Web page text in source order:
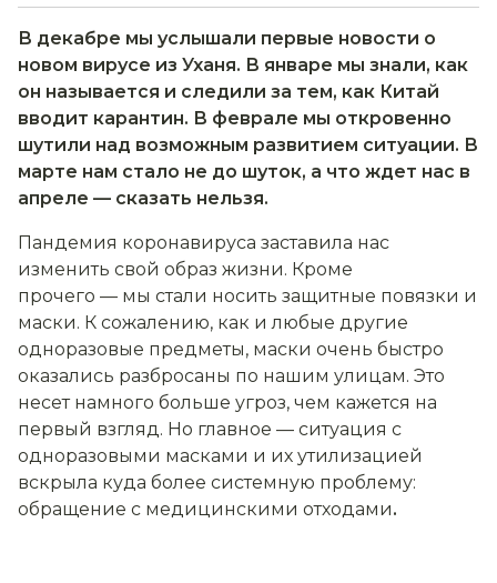
В декабре мы услышали первые новости о
новом вирусе из Уханя. В январе мы знали, как
он называется и следили за тем, как Китай
вводит карантин. В феврале мы откровенно
шутили над возможным развитием ситуации. В
марте нам стало не до шуток, а что ждет нас в
апреле — сказать нельзя.
Пандемия коронавируса заставила нас
изменить свой образ жизни. Кроме
прочего — мы стали носить защитные повязки и
маски. К сожалению, как и любые другие
одноразовые предметы, маски очень быстро
оказались разбросаны по нашим улицам. Это
несет намного больше угроз, чем кажется на
первый взгляд. Но главное — ситуация с
одноразовыми масками и их утилизацией
вскрыла куда более системную проблему:
обращение с медицинскими отходами.